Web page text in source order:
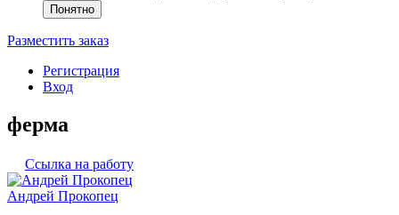
Понятно
Разместить заказ
Регистрация
Вход
ферма
Ссылка на работу
Андрей Прокопец